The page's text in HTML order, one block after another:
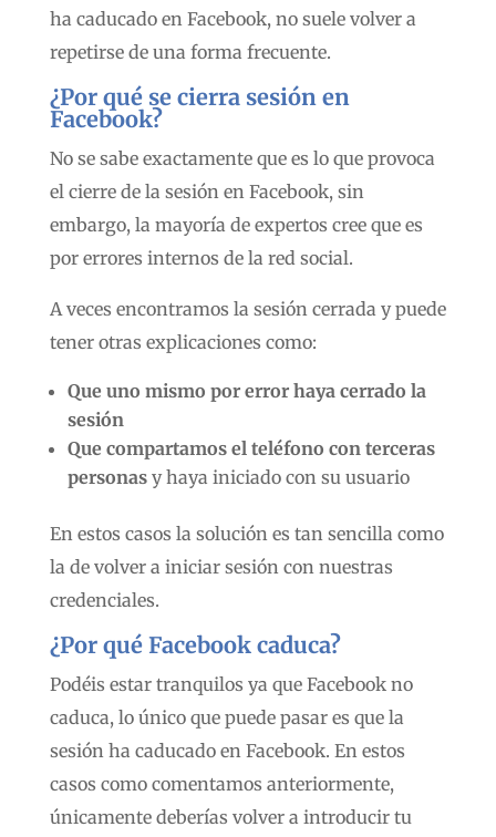
ha caducado en Facebook, no suele volver a
repetirse de una forma frecuente.
¿Por qué se cierra sesión en
Facebook?
No se sabe exactamente que es lo que provoca
el cierre de la sesión en Facebook, sin
embargo, la mayoría de expertos cree que es
por errores internos de la red social.
A veces encontramos la sesión cerrada y puede
tener otras explicaciones como:
Que uno mismo por error haya cerrado la
sesión
Que compartamos el teléfono con terceras
personasy haya iniciado con su usuario
En estos casos la solución es tan sencilla como
la de volver a iniciar sesión con nuestras
credenciales.
¿Por qué Facebook caduca?
Podéis estar tranquilos ya que Facebook no
caduca, lo único que puede pasar es que la
sesión ha caducado en Facebook. En estos
casos como comentamos anteriormente,
únicamente deberías volver a introducir tu